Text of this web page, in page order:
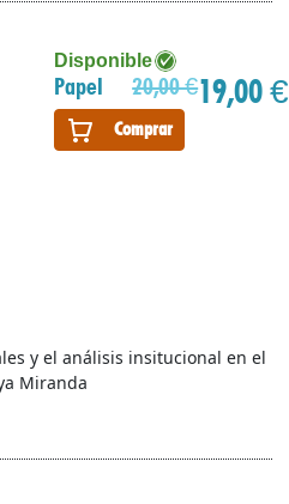
Disponible
Papel 20,00 €19,00 €
Comprar
y el análisis insitucional en el
Miranda